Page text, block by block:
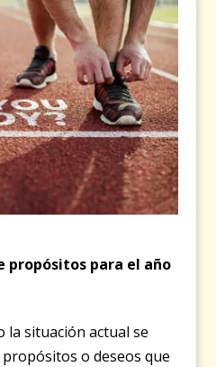
propósitos para el año
la situación actual se
o deseos que